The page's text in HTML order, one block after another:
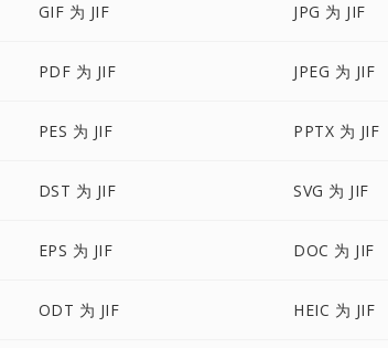
GIF 为 JIF JPG 为 JIF
PDF 为 JIF JPEG 为 JIF
PES 为 JIF PPTX 为 JIF
DST 为 JIF SVG 为 JIF
EPS 为 JIF DOC 为 JIF
ODT 为 JIF HEIC 为 JIF